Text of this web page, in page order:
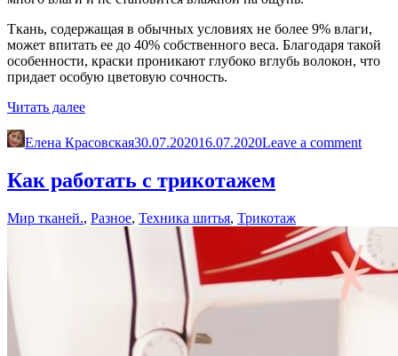
Ткань, содержащая в обычных условиях не более 9% влаги,
может впитать ее до 40% собственного веса. Благодаря такой
особенности, краски проникают глубоко вглубь волокон, что
придает особую цветовую сочность.
Читать далее«Хлопок.
происхождение,
уход
тканями
хлопка»
Елена Красовская30.07.202016.07.2020Leave a comment
Как работать с трикотажем
Мир тканей., Разное, Техника шитья, Трикотаж